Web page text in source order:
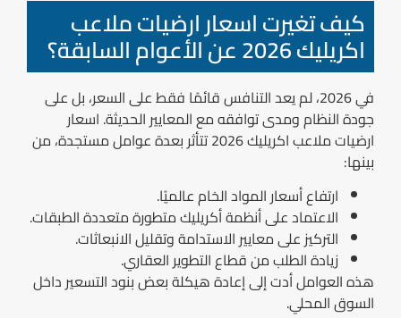
كيف تغيرت اسعار ارضيات ملاعب
اكريليك 2026 عن الأعوام السابقة؟
في 2026، لم يعد التنافس قائمًا فقط على السعر، بل على
جودة النظام ومدى توافقه مع المعايير الحديثة. اسعار
ارضيات ملاعب اكريليك 2026 تتأثر بعدة عوامل مستجدة، من
بينها:
ارتفاع أسعار المواد الخام عالميًا.
الاعتماد على أنظمة أكريليك متطورة متعددة الطبقات.
التركيز على معايير الاستدامة وتقليل الانبعاثات.
زيادة الطلب من قطاع التطوير العقاري.
هذه العوامل أدت إلى إعادة هيكلة بعض بنود التسعير داخل
السوق المحلي.